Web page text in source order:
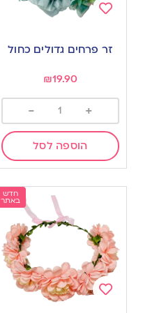
to
wishlist
זר פרחים גדולים כחול
₪19.90
+
-
הוספה לסל
חדש
באתר